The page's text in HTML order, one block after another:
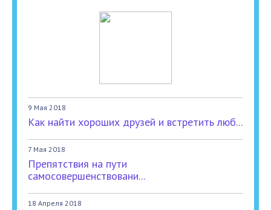
9 Мая 2018
Как найти хороших друзей и встретить люб...
7 Мая 2018
Препятствия на пути
самосовершенствовани...
18 Апреля 2018